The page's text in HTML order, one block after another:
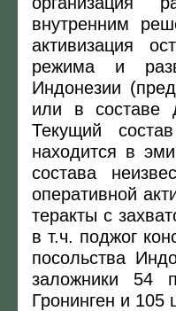
внутренним
активизация
режима и
Индонезии
или в составе
Текущий
находится в
состава
оперативной
теракты с
в т.ч. поджог
посольства
заложники 54
Гронинген и 105